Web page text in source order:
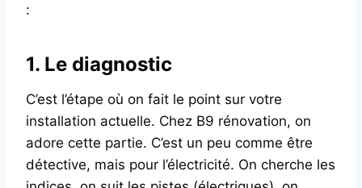
:
1. Le diagnostic
C’est l’étape où on fait le point sur votre
installation actuelle. Chez B9 rénovation, on
adore cette partie. C’est un peu comme être
détective, mais pour l’électricité. On cherche les